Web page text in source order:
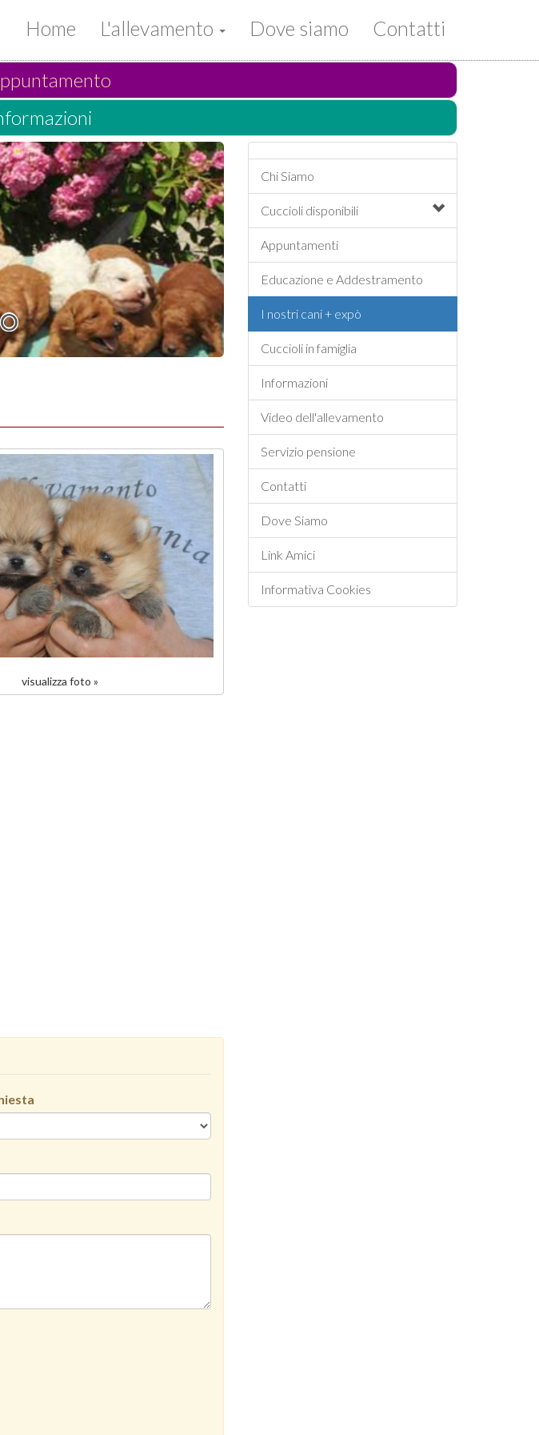
Home L'allevamento Dove siamo Contatti
visualizza foto »
Chi Siamo
Cuccioli disponibili
Appuntamenti
Educazione e Addestramento
I nostri cani + expò
Cuccioli in famiglia
Informazioni
Video dell'allevamento
Servizio pensione
Contatti
Dove Siamo
Link Amici
Informativa Cookies